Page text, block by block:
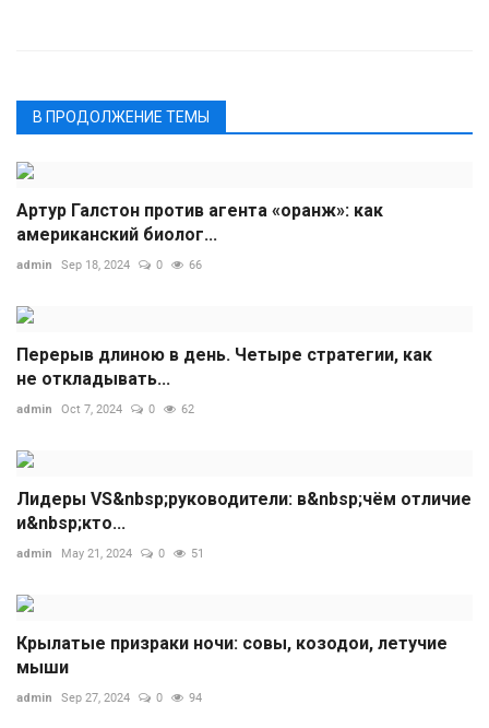
В ПРОДОЛЖЕНИЕ ТЕМЫ
Артур Галстон против агента «оранж»: как
американский биолог...
admin Sep 18, 2024 0 66
Перерыв длиною в день. Четыре стратегии, как
не откладывать...
admin Oct 7, 2024 0 62
Лидеры VS&nbsp;руководители: в&nbsp;чём отличие
и&nbsp;кто...
admin May 21, 2024 0 51
Крылатые призраки ночи: совы, козодои, летучие
мыши
admin Sep 27, 2024 0 94